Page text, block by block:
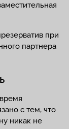
при
партнера
с тем, что
никак не